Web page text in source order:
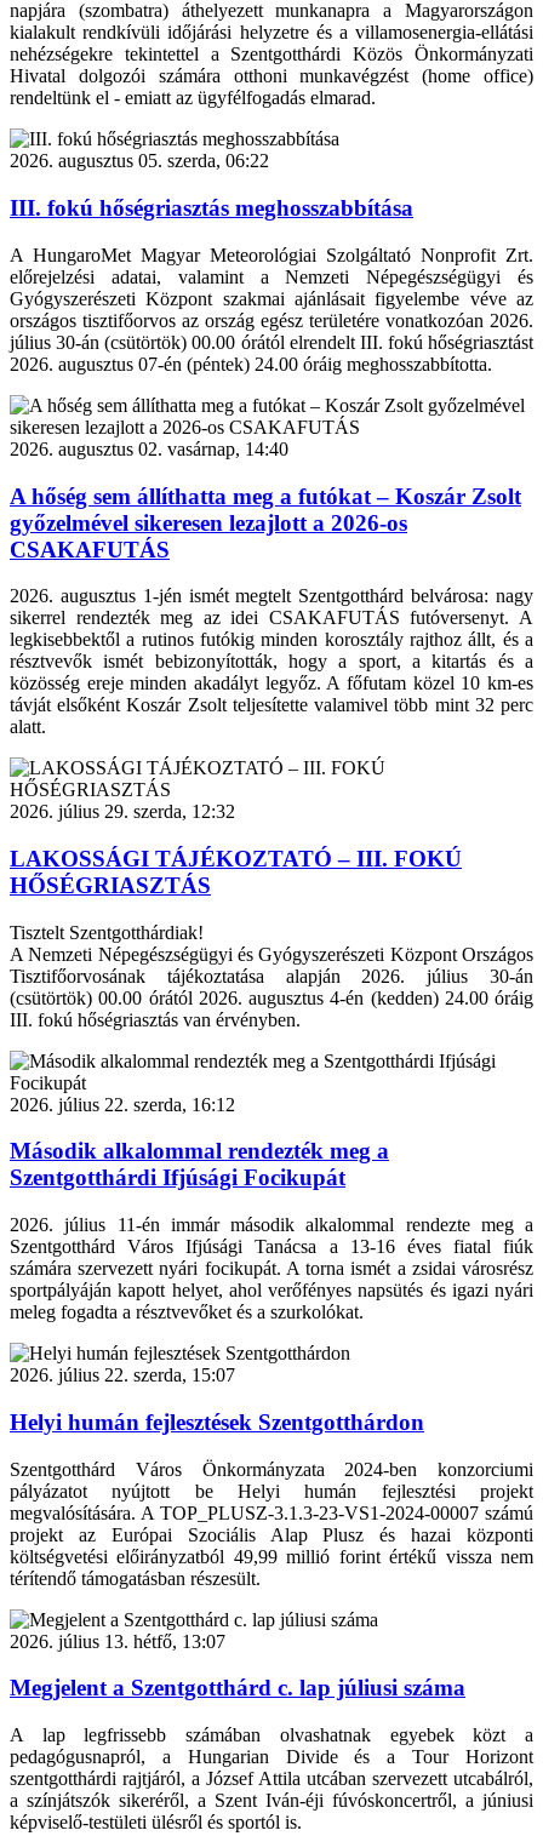
napjára (szombatra) áthelyezett munkanapra a Magyarországon
kialakult rendkívüli időjárási helyzetre és a villamosenergia-ellátási
nehézségekre tekintettel a Szentgotthárdi Közös Önkormányzati
Hivatal dolgozói számára otthoni munkavégzést (home office)
rendeltünk el - emiatt az ügyfélfogadás elmarad.
2026. augusztus 05. szerda, 06:22
III. fokú hőségriasztás meghosszabbítása
A HungaroMet Magyar Meteorológiai Szolgáltató Nonprofit Zrt.
előrejelzési adatai, valamint a Nemzeti Népegészségügyi és
Gyógyszerészeti Központ szakmai ajánlásait figyelembe véve az
országos tisztifőorvos az ország egész területére vonatkozóan 2026.
július 30-án (csütörtök) 00.00 órától elrendelt III. fokú hőségriasztást
2026. augusztus 07-én (péntek) 24.00 óráig meghosszabbította.
2026. augusztus 02. vasárnap, 14:40
A hőség sem állíthatta meg a futókat – Koszár Zsolt
győzelmével sikeresen lezajlott a 2026-os
CSAKAFUTÁS
2026. augusztus 1-jén ismét megtelt Szentgotthárd belvárosa: nagy
sikerrel rendezték meg az idei CSAKAFUTÁS futóversenyt. A
legkisebbektől a rutinos futókig minden korosztály rajthoz állt, és a
résztvevők ismét bebizonyították, hogy a sport, a kitartás és a
közösség ereje minden akadályt legyőz. A főfutam közel 10 km-es
távját elsőként Koszár Zsolt teljesítette valamivel több mint 32 perc
alatt.
2026. július 29. szerda, 12:32
LAKOSSÁGI TÁJÉKOZTATÓ – III. FOKÚ
HŐSÉGRIASZTÁS
Tisztelt Szentgotthárdiak!
A Nemzeti Népegészségügyi és Gyógyszerészeti Központ Országos
Tisztifőorvosának tájékoztatása alapján 2026. július 30-án
(csütörtök) 00.00 órától 2026. augusztus 4-én (kedden) 24.00 óráig
III. fokú hőségriasztás van érvényben.
2026. július 22. szerda, 16:12
Második alkalommal rendezték meg a
Szentgotthárdi Ifjúsági Focikupát
2026. július 11-én immár második alkalommal rendezte meg a
Szentgotthárd Város Ifjúsági Tanácsa a 13-16 éves fiatal fiúk
számára szervezett nyári focikupát. A torna ismét a zsidai városrész
sportpályáján kapott helyet, ahol verőfényes napsütés és igazi nyári
meleg fogadta a résztvevőket és a szurkolókat.
2026. július 22. szerda, 15:07
Helyi humán fejlesztések Szentgotthárdon
Szentgotthárd Város Önkormányzata 2024-ben konzorciumi
pályázatot nyújtott be Helyi humán fejlesztési projekt
megvalósítására. A TOP_PLUSZ-3.1.3-23-VS1-2024-00007 számú
projekt az Európai Szociális Alap Plusz és hazai központi
költségvetési előirányzatból 49,99 millió forint értékű vissza nem
térítendő támogatásban részesült.
2026. július 13. hétfő, 13:07
Megjelent a Szentgotthárd c. lap júliusi száma
A lap legfrissebb számában olvashatnak egyebek közt a
pedagógusnapról, a Hungarian Divide és a Tour Horizont
szentgotthárdi rajtjáról, a József Attila utcában szervezett utcabálról,
a színjátszók sikeréről, a Szent Iván-éji fúvóskoncertről, a júniusi
képviselő-testületi ülésről és sportól is.